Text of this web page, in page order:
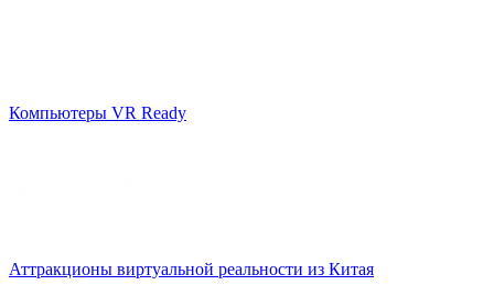
Компьютеры VR Ready
Аттракционы виртуальной реальности из Китая